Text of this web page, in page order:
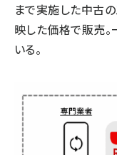
まで実施した中古
映した価格で販売
いる。